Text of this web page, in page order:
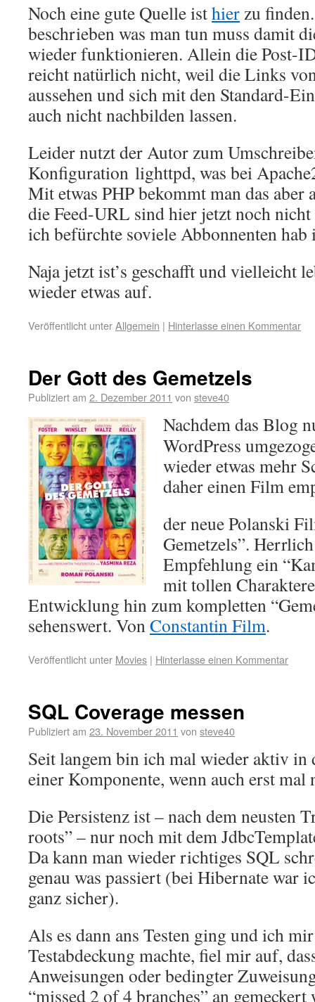
Noch eine gute Quelle isthierzu
beschrieben was man tun muss damit
wieder funktionieren. Allein die Post-
reicht natürlich nicht, weil die Links
aussehen und sich mit den Standard-
auch nicht nachbilden lassen.
Leider nutzt der Autor zum
Konfiguration lighttpd, was bei
Mit etwas PHP bekommt man das
die Feed-URL sind hier jetzt noch nicht
ich befürchte soviele Abbonnenten
Naja jetzt ist’s geschafft und vielleicht
wieder etwas auf.
Veröffentlicht unterAllgemein | Hinterlasse einen Kommentar
Der Gott des Gemetzels
Publiziert am 2. Dezember 2011 von steve40
Nachdem das Blog
WordPress
wieder etwas mehr
daher einen Film
der neue Polanski
Gemetzels”.
Empfehlung ein
mit tollen
Entwicklung hin zum kompletten
sehenswert. VonConstantin Film.
Veröffentlicht unter Movies | Hinterlasse einen Kommentar
SQL Coverage messen
Publiziert am 23. November 2011 von steve40
Seit langem bin ich mal wieder aktiv
einer Komponente, wenn auch erst
Die Persistenz ist – nach dem neusten
roots” – nur noch mit dem
Da kann man wieder richtiges SQL
genau was passiert (bei Hibernate war
ganz sicher).
Als es dann ans Testen ging und ich
Testabdeckung machte, fiel mir auf,
Anweisungen oder bedingter
“missed 2 of 4 branches” an